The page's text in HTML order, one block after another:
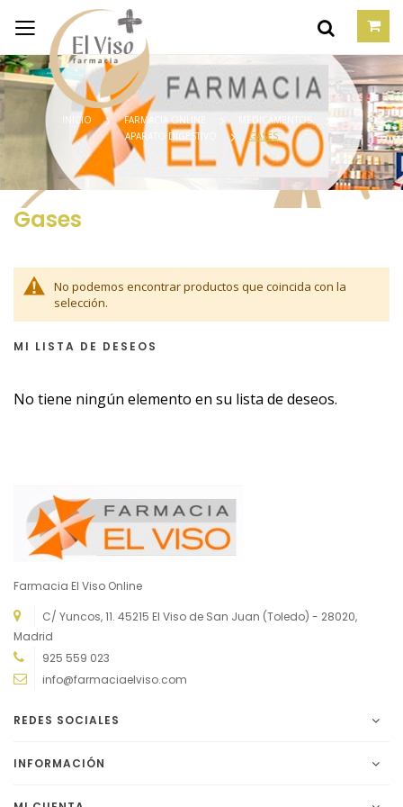
INICIO FARMACIA ONLINE
MEDICAMENTOS
APARATO DIGESTIVO
GASES
Gases
No podemos encontrar productos que coincida con la
selección.
MI LISTA DE DESEOS
No tiene ningún elemento en su lista de deseos.
Farmacia El Viso Online
C/ Yuncos, 11. 45215 El Viso de San Juan (Toledo) - 28020,
Madrid
925 559 023
info@farmaciaelviso.com
REDES SOCIALES
INFORMACIÓN